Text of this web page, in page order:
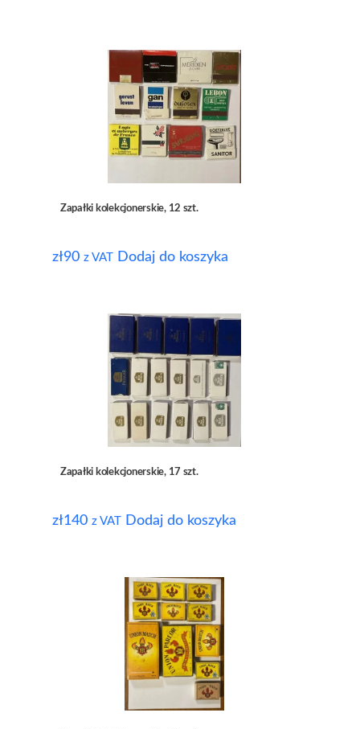
Zapałki kolekcjonerskie, 12 szt.
zł90 z VAT Dodaj do koszyka
Zapałki kolekcjonerskie, 17 szt.
zł140 z VAT Dodaj do koszyka